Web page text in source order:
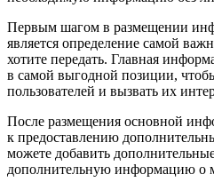
Первым шагом в размещении
является определение самой
хотите передать. Главная
в самой выгодной позиции,
пользователей и вызвать их
После размещения основной
к предоставлению
можете добавить
дополнительную информацию о